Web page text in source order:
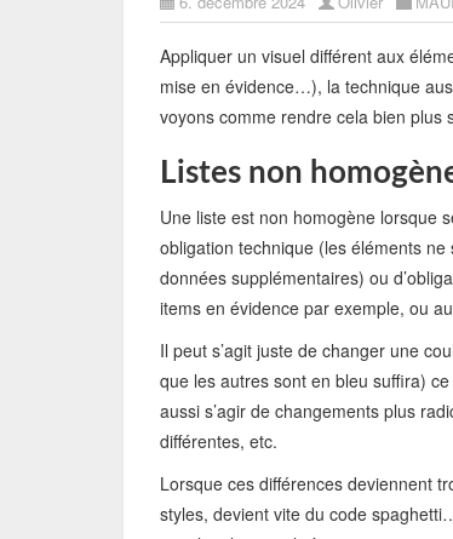
Appliquer un visuel différent aux
mise en évidence…), la technique
voyons comme rendre cela bien
Listes non
Une liste est non homogène lorsque
obligation technique (les éléments
données supplémentaires) ou
items en évidence par exemple, ou
Il peut s’agit juste de changer une
que les autres sont en bleu suffira)
aussi s’agir de changements plus
différentes, etc.
Lorsque ces différences deviennent
styles, devient vite du code